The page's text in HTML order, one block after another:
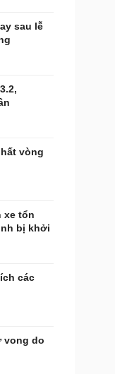
sau lễ
vòng
xe tổn
bị khởi
các
vong do